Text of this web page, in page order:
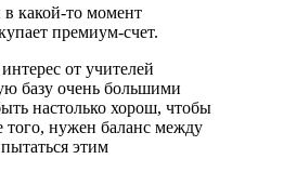
в какой-то момент
премиум-счет.
от учителей
базу очень большими
настолько хорош, чтобы
того, нужен баланс между
этим